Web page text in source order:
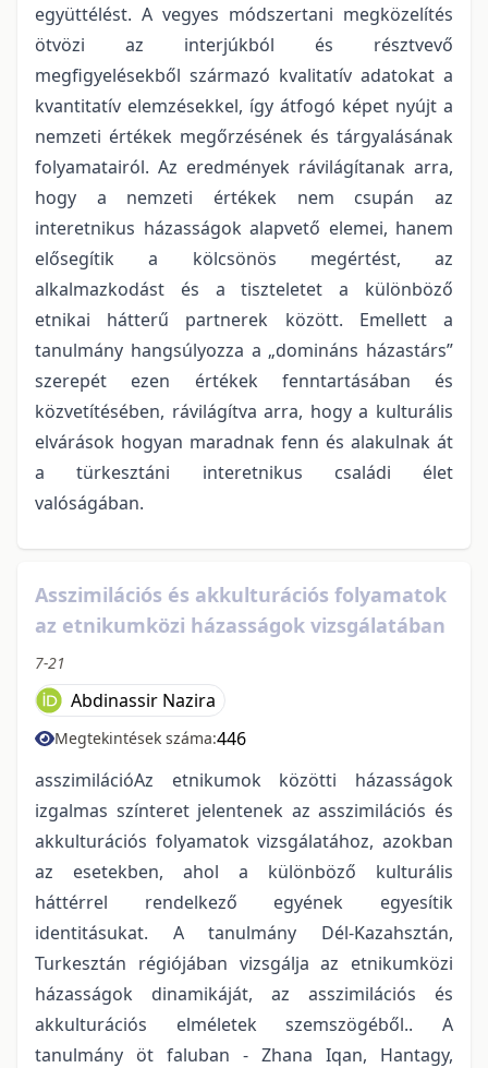
együttélést. A vegyes módszertani megközelítés
ötvözi az interjúkból és résztvevő
megfigyelésekből származó kvalitatív adatokat a
kvantitatív elemzésekkel, így átfogó képet nyújt a
nemzeti értékek megőrzésének és tárgyalásának
folyamatairól. Az eredmények rávilágítanak arra,
hogy a nemzeti értékek nem csupán az
interetnikus házasságok alapvető elemei, hanem
elősegítik a kölcsönös megértést, az
alkalmazkodást és a tiszteletet a különböző
etnikai hátterű partnerek között. Emellett a
tanulmány hangsúlyozza a „domináns házastárs”
szerepét ezen értékek fenntartásában és
közvetítésében, rávilágítva arra, hogy a kulturális
elvárások hogyan maradnak fenn és alakulnak át
a türkesztáni interetnikus családi élet
valóságában.
Asszimilációs és akkulturációs folyamatok
az etnikumközi házasságok vizsgálatában
7-21
Abdinassir Nazira
Megtekintések száma:446
asszimilációAz etnikumok közötti házasságok
izgalmas színteret jelentenek az asszimilációs és
akkulturációs folyamatok vizsgálatához, azokban
az esetekben, ahol a különböző kulturális
háttérrel rendelkező egyének egyesítik
identitásukat. A tanulmány Dél-Kazahsztán,
Turkesztán régiójában vizsgálja az etnikumközi
házasságok dinamikáját, az asszimilációs és
akkulturációs elméletek szemszögéből.. A
tanulmány öt faluban - Zhana Iqan, Hantagy,